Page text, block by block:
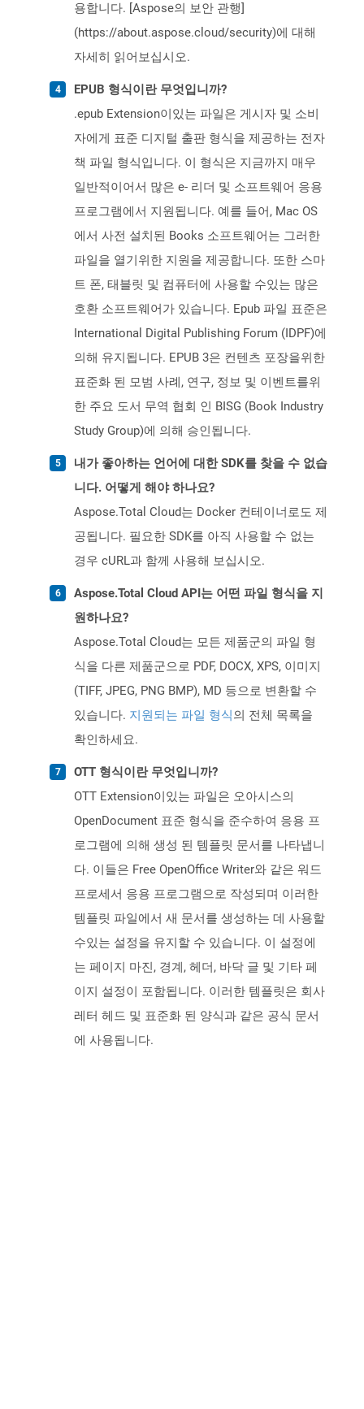
용합니다. [Aspose의 보안 관행]
(https://about.aspose.cloud/security)에 대해
자세히 읽어보십시오.
EPUB 형식이란 무엇입니까?
.epub Extension이있는 파일은 게시자 및 소비
자에게 표준 디지털 출판 형식을 제공하는 전자
책 파일 형식입니다. 이 형식은 지금까지 매우
일반적이어서 많은 e- 리더 및 소프트웨어 응용
프로그램에서 지원됩니다. 예를 들어, Mac OS
에서 사전 설치된 Books 소프트웨어는 그러한
파일을 열기위한 지원을 제공합니다. 또한 스마
트 폰, 태블릿 및 컴퓨터에 사용할 수있는 많은
호환 소프트웨어가 있습니다. Epub 파일 표준은
International Digital Publishing Forum (IDPF)에
의해 유지됩니다. EPUB 3은 컨텐츠 포장을위한
표준화 된 모범 사례, 연구, 정보 및 이벤트를위
한 주요 도서 무역 협회 인 BISG (Book Industry
Study Group)에 의해 승인됩니다.
내가 좋아하는 언어에 대한 SDK를 찾을 수 없습
니다. 어떻게 해야 하나요?
Aspose.Total Cloud는 Docker 컨테이너로도 제
공됩니다. 필요한 SDK를 아직 사용할 수 없는
경우 cURL과 함께 사용해 보십시오.
Aspose.Total Cloud API는 어떤 파일 형식을 지
원하나요?
Aspose.Total Cloud는 모든 제품군의 파일 형
식을 다른 제품군으로 PDF, DOCX, XPS, 이미지
(TIFF, JPEG, PNG BMP), MD 등으로 변환할 수
있습니다. 지원되는 파일 형식의 전체 목록을
확인하세요.
OTT 형식이란 무엇입니까?
OTT Extension이있는 파일은 오아시스의
OpenDocument 표준 형식을 준수하여 응용 프
로그램에 의해 생성 된 템플릿 문서를 나타냅니
다. 이들은 Free OpenOffice Writer와 같은 워드
프로세서 응용 프로그램으로 작성되며 이러한
템플릿 파일에서 새 문서를 생성하는 데 사용할
수있는 설정을 유지할 수 있습니다. 이 설정에
는 페이지 마진, 경계, 헤더, 바닥 글 및 기타 페
이지 설정이 포함됩니다. 이러한 템플릿은 회사
레터 헤드 및 표준화 된 양식과 같은 공식 문서
에 사용됩니다.